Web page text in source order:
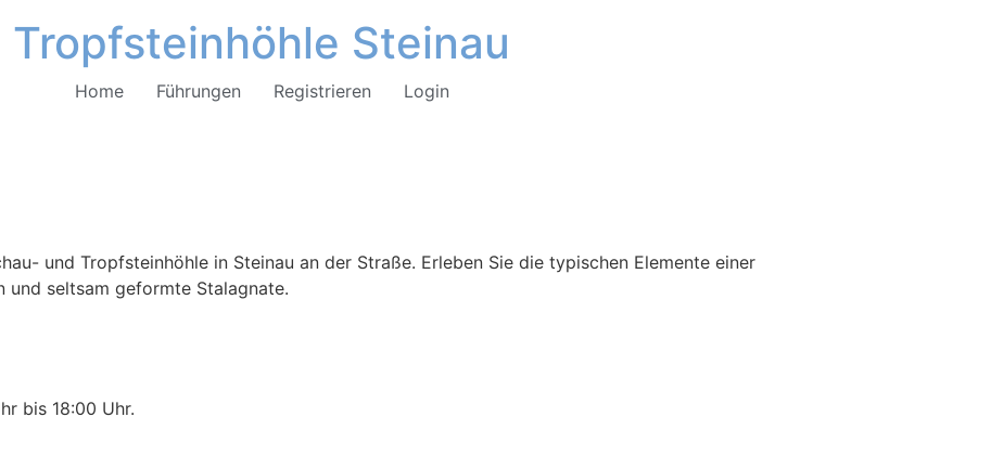
Tropfsteinhöhle Steinau
Home Führungen Registrieren Login
und Tropfsteinhöhle in Steinau an der Straße. Erleben Sie die typischen Elemente einer
seltsam geformte Stalagnate.
bis 18:00 Uhr.